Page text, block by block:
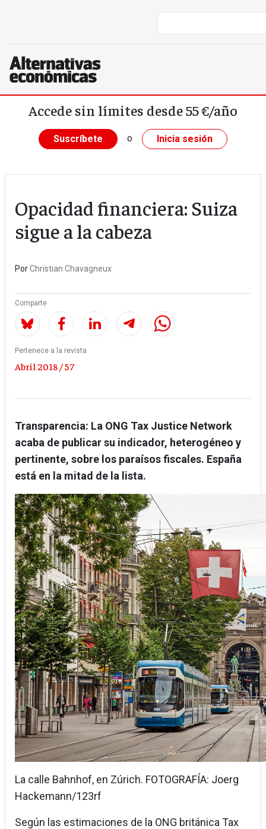
Pasar al contenido principal
Accede sin límites desde 55 €/año
Suscríbete o Inicia sesión
Opacidad financiera: Suiza
sigue a la cabeza
PorChristian Chavagneux
Comparte
Pertenece a la revista
Abril 2018 / 57
Transparencia: La ONG Tax Justice Network
acaba de publicar su indicador, heterogéneo y
pertinente, sobre los paraísos fiscales. España
está en la mitad de la lista.
La calle Bahnhof, en Zúrich. FOTOGRAFÍA: Joerg
Hackemann/123rf
Según las estimaciones de la ONG británica Tax